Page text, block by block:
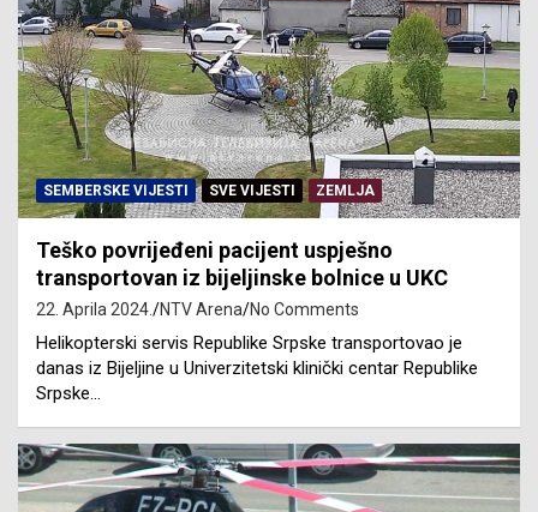
SEMBERSKE VIJESTI SVE VIJESTI ZEMLJA
Teško povrijeđeni pacijent uspješno
transportovan iz bijeljinske bolnice u UKC
22. Aprila 2024. NTV Arena No Comments
Helikopterski servis Republike Srpske transportovao je
danas iz Bijeljine u Univerzitetski klinički centar Republike
Srpske…